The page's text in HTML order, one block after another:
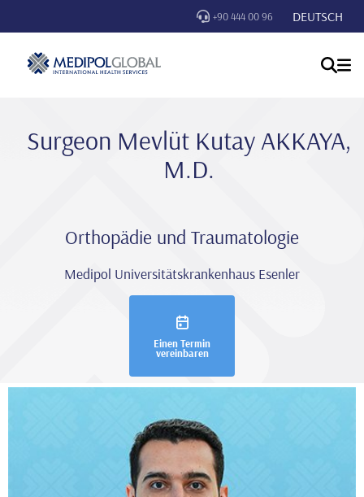
+90 444 00 96 DEUTSCH
Surgeon Mevlüt Kutay AKKAYA,
M.D.
Orthopädie und Traumatologie
Medipol Universitätskrankenhaus Esenler
Einen Termin
vereinbaren